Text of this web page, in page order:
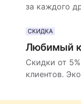
за каждого
СКИДКА
Любимый
Скидки от
клиентов.